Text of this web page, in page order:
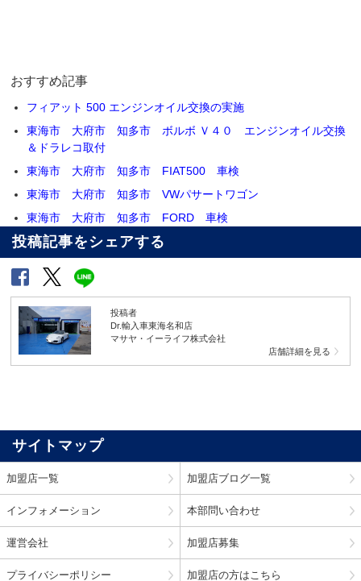
おすすめ記事
フィアット 500 エンジンオイル交換の実施
東海市 大府市 知多市 ボルボ Ｖ４０ エンジンオイル交換
＆ドラレコ取付
東海市 大府市 知多市 FIAT500 車検
東海市 大府市 知多市 VWパサートワゴン
東海市 大府市 知多市 FORD 車検
投稿記事をシェアする
投稿者
Dr.輸入車東海名和店
マサヤ・イーライフ株式会社
店舗詳細を見る
サイトマップ
加盟店一覧 加盟店ブログ一覧
インフォメーション 本部問い合わせ
運営会社 加盟店募集
プライバシーポリシー 加盟店の方はこちら